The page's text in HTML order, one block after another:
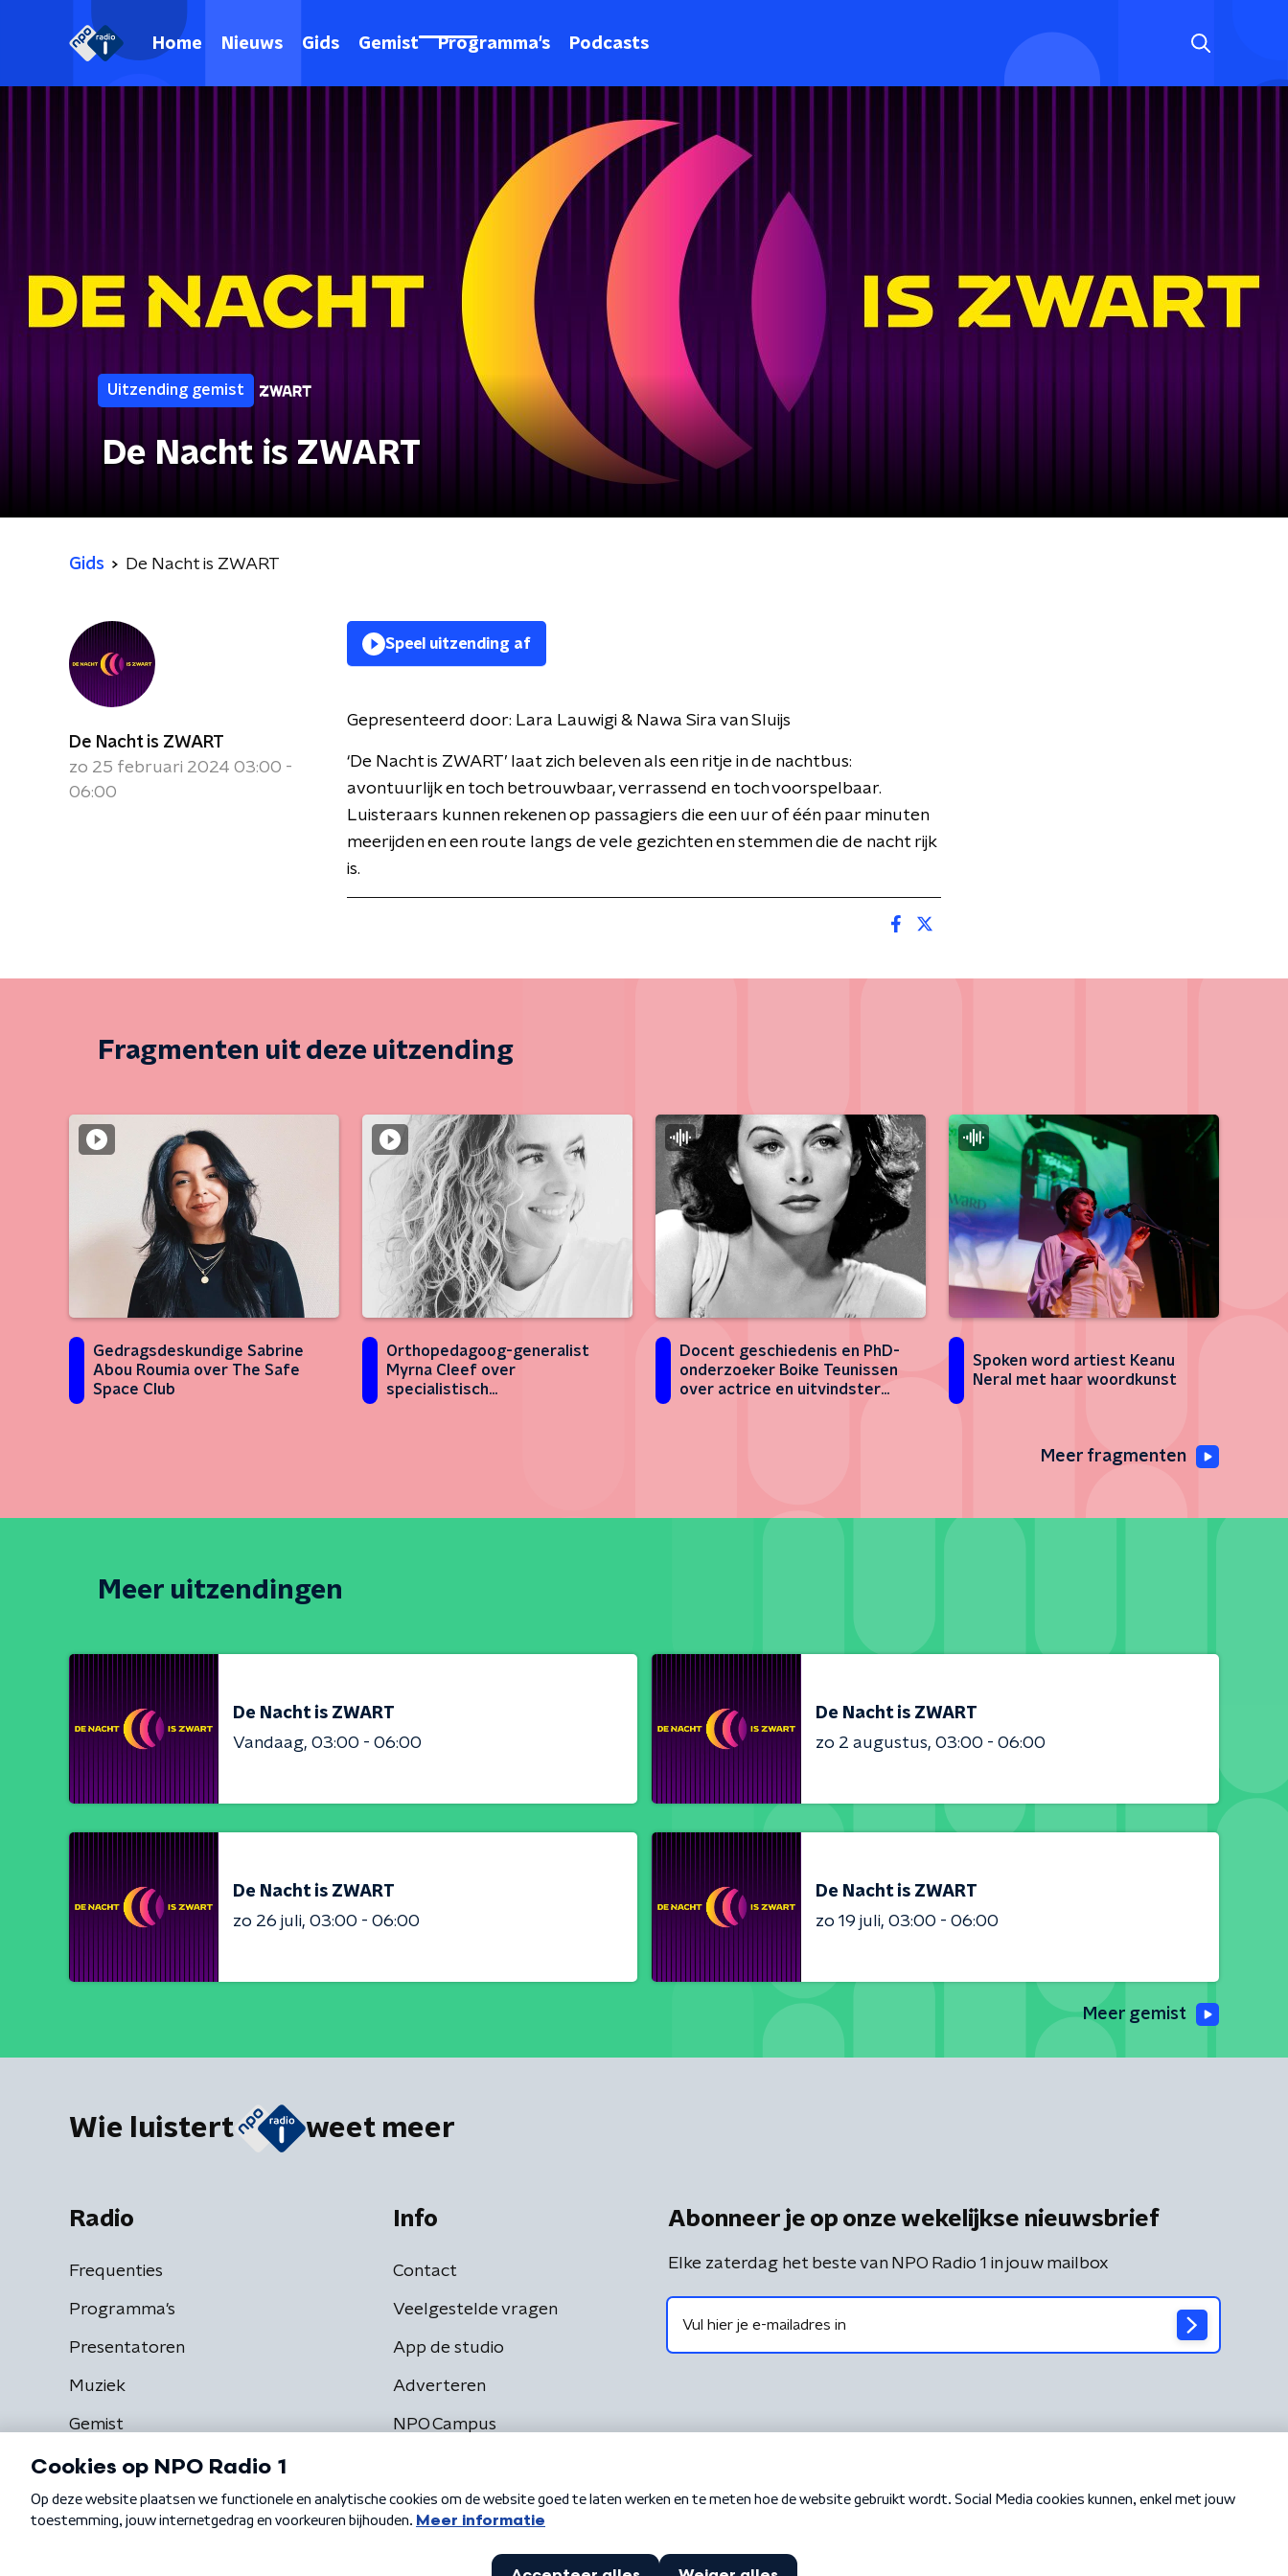
Home Nieuws Gids Gemist Programma's Podcasts
Uitzending gemist
De Nacht is ZWART
Gids De Nacht is ZWART
De Nacht is ZWART
zo 25 februari 2024 03:00 -
06:00
Speel uitzending af
Gepresenteerd door: Lara Lauwigi & Nawa Sira van Sluijs
‘De Nacht is ZWART’ laat zich beleven als een ritje in de nachtbus:
avontuurlijk en toch betrouwbaar, verrassend en toch voorspelbaar.
Luisteraars kunnen rekenen op passagiers die een uur of één paar minuten
meerijden en een route langs de vele gezichten en stemmen die de nacht rijk
is.
Fragmenten uit deze uitzending
Gedragsdeskundige Sabrine
Abou Roumia over The Safe
Space Club
Orthopedagoog-generalist
Myrna Cleef over
specialistisch
Docent geschiedenis en PhD-
onderzoeker Boike Teunissen
over actrice en uitvindster
Spoken word artiest Keanu
Neral met haar woordkunst
Meer fragmenten
Meer uitzendingen
De Nacht is ZWART
Vandaag 03:00 - 06:00
De Nacht is ZWART
zo 2 augustus 03:00 - 06:00
De Nacht is ZWART
zo 26 juli 03:00 - 06:00
De Nacht is ZWART
zo 19 juli 03:00 - 06:00
Meer gemist
Wie luistert weet meer
Radio
Frequenties
Programma's
Presentatoren
Muziek
Gemist
Info
Contact
Veelgestelde vragen
App de studio
Adverteren
NPO Campus
Abonneer je op onze wekelijkse nieuwsbrief
Elke zaterdag het beste van NPO Radio 1 in jouw mailbox
Algemene voorwaarden Privacybeleid